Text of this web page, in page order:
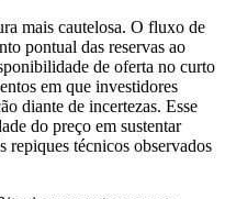
mais cautelosa. O fluxo de
pontual das reservas ao
de oferta no curto
em que investidores
diante de incertezas. Esse
do preço em sustentar
repiques técnicos observados